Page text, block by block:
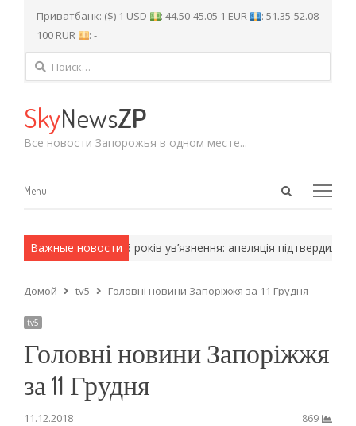
Приватбанк: ($) 1 USD : 44.50-45.05 1 EUR
: 51.35-52.08
100 RUR
: -
Найти:
SkyNewsZP
Все новости Запорожья в одном месте...
Open
Menu
Menu
Важные новости
методы. 6 років ув’язнення: апеляція підтвердила
Домой tv5 Головні новини Запоріжжя за 11 Грудня
tv5
Головні новини Запоріжжя
за 11 Грудня
11.12.2018 869